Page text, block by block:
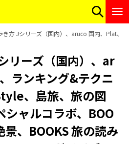
き方 Jシリーズ（国内）、aruco 国内、Plat、
リーズ（国内）、ar
ランキング&テクニ
、島旅、旅の図
シャルコラボ、BOO
景、BOOKS 旅の読み